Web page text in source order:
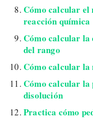
Cómo calcular el
reacción química
Cómo calcular la
del rango
Cómo calcular la
Cómo calcular la
disolución
Practica cómo